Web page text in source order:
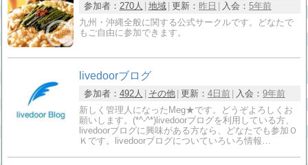
参加者： 270人 地域 更新： 昨日 入会： 5年前
九州・沖縄全般に関する公式サークルです。どなたで
もご自由に参加できます。
livedoorブログ
参加者： 492人 その他 更新： 4日前 入会： 9年前
新しく管理人になったMeg★です。どうぞよろしくお
願いします。(*^-^*)livedoorブログを利用している方、
livedoorブログに興味がある方なら、どなたでも参加Ｏ
Ｋです。livedoorブログについていろいろ情報…